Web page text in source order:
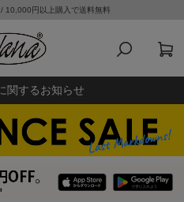
10,000円以上購入で送料無料
関するお知らせ